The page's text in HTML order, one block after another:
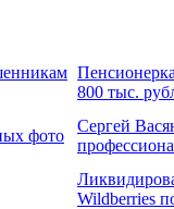
800 тыс.
фото
Сергей
Wildberries